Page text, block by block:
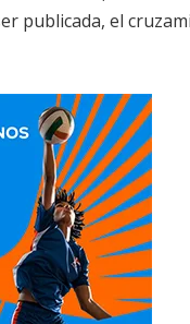
publicada, el